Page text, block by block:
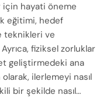
hayati öneme
eğitimi, hedef
teknikleri ve
fiziksel zorluklar
geliştirmedeki ana
ilerlemeyi nasıl
bir şekilde nasıl…